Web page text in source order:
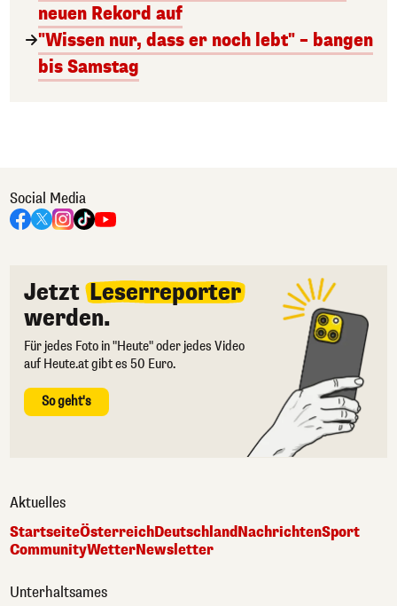
neuen Rekord auf
"Wissen nur, dass er noch lebt" – bangen
bis Samstag
Social Media
Jetzt Leserreporter
werden.
Für jedes Foto in "Heute" oder jedes Video
auf Heute.at gibt es 50 Euro.
So geht's
Aktuelles
StartseiteÖsterreichDeutschlandNachrichtenSport
CommunityWetterNewsletter
Unterhaltsames